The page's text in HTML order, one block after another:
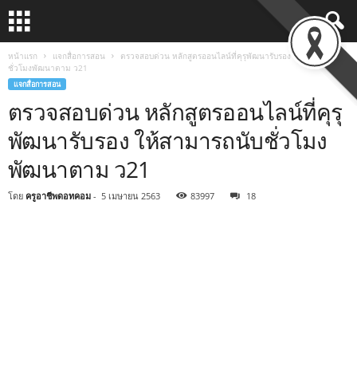
หน้าแรก แจกสื่อการสอน
ตรวจสอบด่วน หลักสูตรออนไลน์ที่คุรุพัฒนารับรอง ให้สามารถนับ
ชั่วโมงพัฒนาตาม ว21
แจกสื่อการสอน
ตรวจสอบด่วน หลักสูตรออนไลน์ที่คุรุ
พัฒนารับรอง ให้สามารถนับชั่วโมง
พัฒนาตาม ว21
โดย ครูอาชีพดอทคอม - 5 เมษายน 2563 83997 18